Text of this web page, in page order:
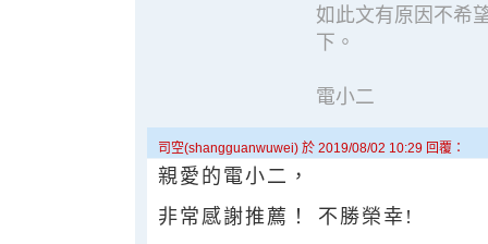
如此文有原因不希
下。
電小二
司空(shangguanwuwei) 於 2019/08/02 10:29 回覆：
親愛的電小二，
非常感謝推薦！ 不勝榮幸!